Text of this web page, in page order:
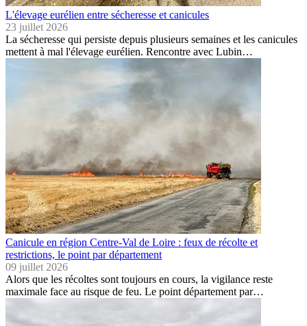
L'élevage eurélien entre sécheresse et canicules
23 juillet 2026
La sécheresse qui persiste depuis plusieurs semaines et les canicules
mettent à mal l'élevage eurélien. Rencontre avec Lubin…
Canicule en région Centre-Val de Loire : feux de récolte et
restrictions, le point par département
09 juillet 2026
Alors que les récoltes sont toujours en cours, la vigilance reste
maximale face au risque de feu. Le point département par…